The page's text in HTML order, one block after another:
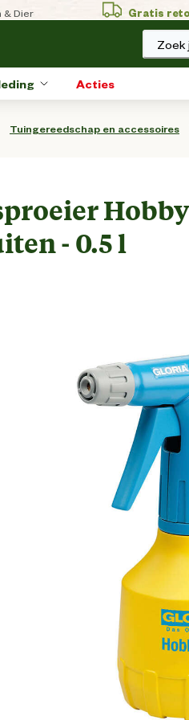
& Dier Gratis
Zoek
Acties
Tuingereedschap en accessoires
Hobby
- 0.5 l